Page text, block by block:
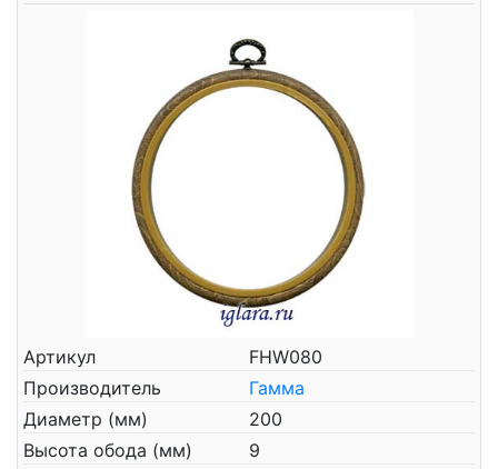
Артикул
FHW080
Производитель
Гамма
Диаметр (мм)
200
Высота обода (мм)
9